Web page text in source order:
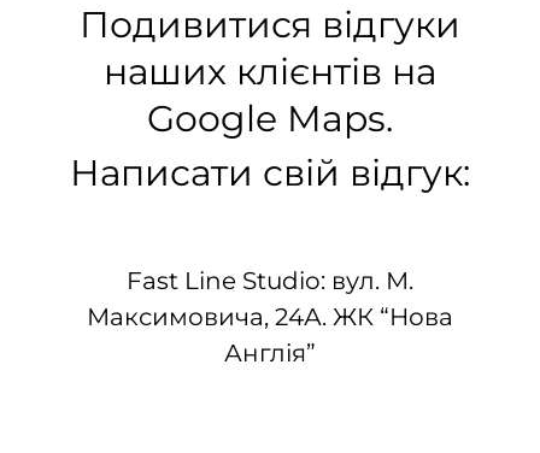
Подивитися відгуки
наших клієнтів на
Google Maps.
Написати свій відгук:
Fast Line Studio: вул. М.
Максимовича, 24А. ЖК “Нова
Англія”